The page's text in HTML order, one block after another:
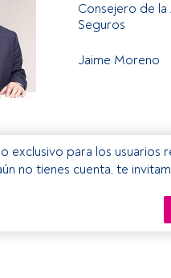
Consejero de
Seguros
Jaime Moreno
exclusivo para los
no tienes cuenta, te